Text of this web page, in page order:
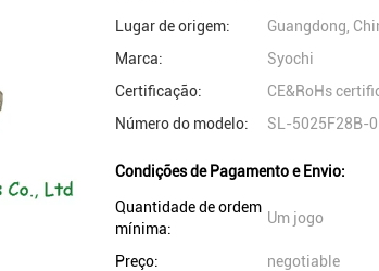
Lugar de origem:
Guangdong,
Marca:
Syochi
Certificação:
CE&RoHs
Número do modelo:
SL-5025F28B-
Condições de Pagamento e Envio:
Quantidade de ordem
mínima:
Um jogo
Preço: negotiable